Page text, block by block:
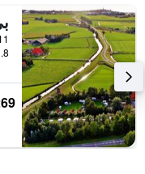
3.8 كيلومتر